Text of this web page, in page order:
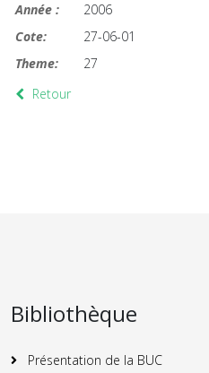
Année :
2006
Cote:
27-06-01
Theme:
27
Retour
Bibliothèque
Présentation de la BUC